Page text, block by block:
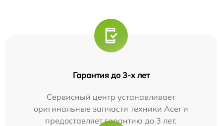
Гарантия до 3-х лет
Сервисный центр устанавливает
оригинальные запчасти техники Acer и
предоставляет гарантию до 3 лет.